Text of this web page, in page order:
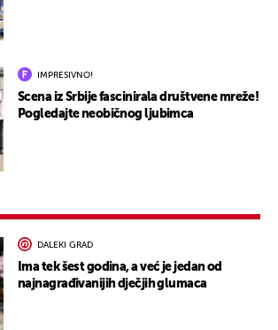
IMPRESIVNO!
Scena iz Srbije fascinirala društvene mreže!
Pogledajte neobičnog ljubimca
DALEKI GRAD
Ima tek šest godina, a već je jedan od
najnagrađivanijih dječjih glumaca